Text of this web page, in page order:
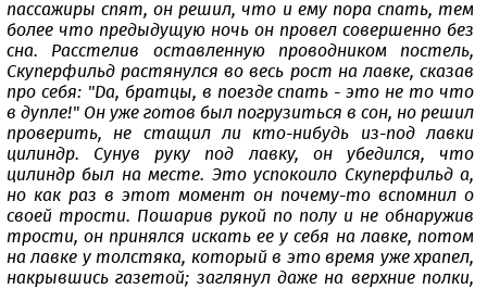
пассажиры спят, он решил, что и ему пора спать, тем
более что предыдущую ночь он провел совершенно без
сна. Расстелив оставленную проводником постель,
Скуперфильд растянулся во весь рост на лавке, сказав
про себя: "Да, братцы, в поезде спать - это не то что
в дупле!" Он уже готов был погрузиться в сон, но решил
проверить, не стащил ли кто-нибудь из-под лавки
цилиндр. Сунув руку под лавку, он убедился, что
цилиндр был на месте. Это успокоило Скуперфильд а,
но как раз в этот момент он почему-то вспомнил о
своей трости. Пошарив рукой по полу и не обнаружив
трости, он принялся искать ее у себя на лавке, потом
на лавке у толстяка, который в это время уже храпел,
накрывшись газетой; заглянул даже на верхние полки,